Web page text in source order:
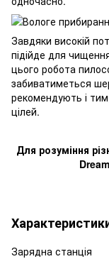
Завдяки високій
підійде для
цього робота
забиватиметься
рекомендують і
цілей.
Для розуміння
Зарядна станція